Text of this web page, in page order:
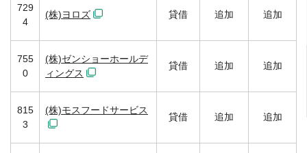
729
4
(株)ヨロズ 貸借 追加 追加
755
0
(株)ゼンショーホールデ
ィングス
貸借 追加 追加
815
3
(株)モスフードサービス
貸借 追加 追加